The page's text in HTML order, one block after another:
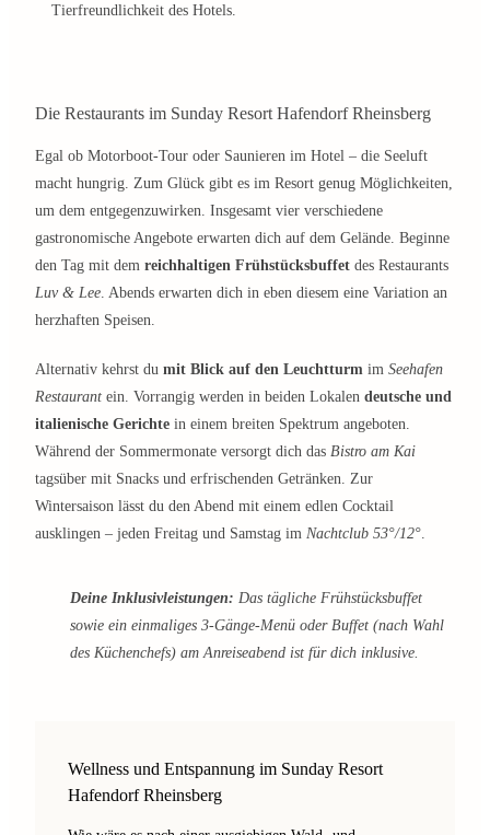
Tierfreundlichkeit des Hotels.
Die Restaurants im Sunday Resort Hafendorf Rheinsberg
Egal ob Motorboot-Tour oder Saunieren im Hotel – die Seeluft
macht hungrig. Zum Glück gibt es im Resort genug Möglichkeiten,
um dem entgegenzuwirken. Insgesamt vier verschiedene
gastronomische Angebote erwarten dich auf dem Gelände. Beginne
den Tag mit dem reichhaltigen Frühstücksbuffet des Restaurants
Luv & Lee . Abends erwarten dich in eben diesem eine Variation an
herzhaften Speisen.
Alternativ kehrst du mit Blick auf den Leuchtturm im Seehafen
Restaurant ein. Vorrangig werden in beiden Lokalen deutsche und
italienische Gerichte in einem breiten Spektrum angeboten.
Während der Sommermonate versorgt dich das Bistro am Kai
tagsüber mit Snacks und erfrischenden Getränken. Zur
Wintersaison lässt du den Abend mit einem edlen Cocktail
ausklingen – jeden Freitag und Samstag im Nachtclub 53°/12°
Deine Inklusivleistungen: Das tägliche Frühstücksbuffet
sowie ein einmaliges 3-Gänge-Menü oder Buffet (nach Wahl
des Küchenchefs) am Anreiseabend ist für dich inklusive.
Wellness und Entspannung im Sunday Resort
Hafendorf Rheinsberg